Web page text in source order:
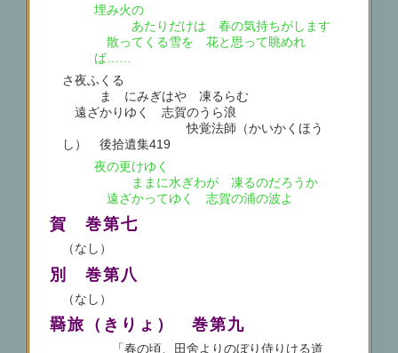
埋み火の
あたりだけは 春の気持ちがします
散ってくる雪を 花と思って眺めれ
ば……
さ夜ふくる
まゝにみぎはや 凍るらむ
遠ざかりゆく 志賀のうら浪
快覚法師（かいかくほう
し） 後拾遺集419
夜の更けゆく
ままに水ぎわが 凍るのだろうか
遠ざかってゆく 志賀の浦の波よ
賀 巻第七
（なし）
別 巻第八
（なし）
羇旅（きりょ） 巻第九
「春の頃、田舍よりのぼり侍りける道